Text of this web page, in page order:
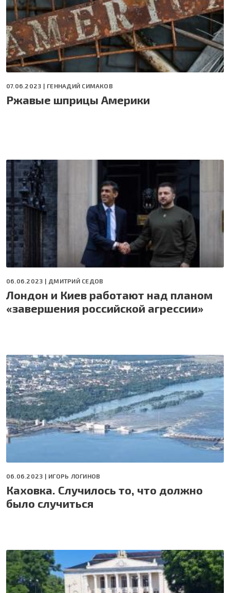
07.06.2023 | ГЕННАДИЙ СИМАКОВ
Ржавые шприцы Америки
06.06.2023 | ДМИТРИЙ СЕДОВ
Лондон и Киев работают над планом
«завершения российской агрессии»
06.06.2023 | ИГОРЬ ЛОГИНОВ
Каховка. Случилось то, что должно
было случиться